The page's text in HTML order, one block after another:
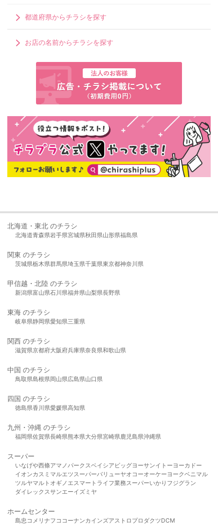
都道府県からチラシを探す
お店の名前からチラシを探す
北海道・東北 のチラシ
北海道青森県岩手県宮城県秋田県山形県福島県
関東 のチラシ
茨城県栃木県群馬県埼玉県千葉県東京都神奈川県
甲信越・北陸 のチラシ
新潟県富山県石川県福井県山梨県長野県
東海 のチラシ
岐阜県静岡県愛知県三重県
関西 のチラシ
滋賀県京都府大阪府兵庫県奈良県和歌山県
中国 のチラシ
鳥取県島根県岡山県広島県山口県
四国 のチラシ
徳島県香川県愛媛県高知県
九州・沖縄 のチラシ
福岡県佐賀県長崎県熊本県大分県宮崎県鹿児島県沖縄県
スーパー
いなげや西條アマノパークスベイシア ビッグヨーサンイトーヨーカドー
イオンカスミ マルエツスーパーバリューヤオコーオーケー ヨークベニマル
ツルヤマルト オギノ エスマート ライフ業務スーパーいかり フジグラン
ダイレックスサンエーイズミヤ
ホームセンター
島忠 コメリ ナフコ コーナンカインズアストロプロダクツDCM